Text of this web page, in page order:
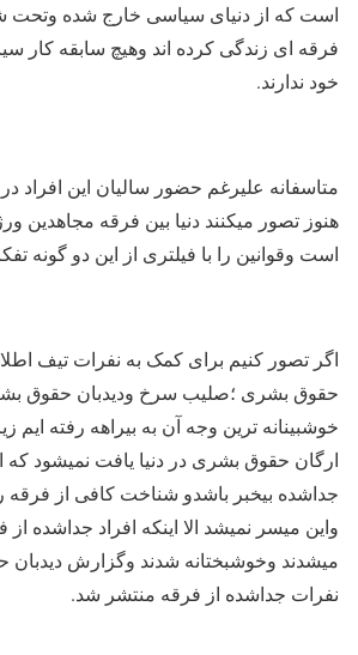
است که از دنیای سیاسی خارج شده وتحت
فرقه ای زندگی کرده اند وهیچ سابقه کار
خود ندارند.
متاسفانه علیرغم حضور سالیان این افراد در
هنوز تصور میکنند دنیا بین فرقه مجاهدین
است وقوانین را با فیلتری از این دو گونه
اگر تصور کنیم برای کمک به نفرات تیف
حقوق بشری ؛صلیب سرخ ودیدبان حقوق
خوشبینانه ترین وجه آن به بیراهه رفته ایم
ارگان حقوق بشری در دنیا یافت نمیشود
جداشده بیخبر باشدو شناخت کافی از فرقه
واین میسر نمیشد الا اینکه افراد جداشده
میشدند وخوشبختانه شدند وگزارش دیدبان
نفرات جداشده از فرقه منتشر شد.